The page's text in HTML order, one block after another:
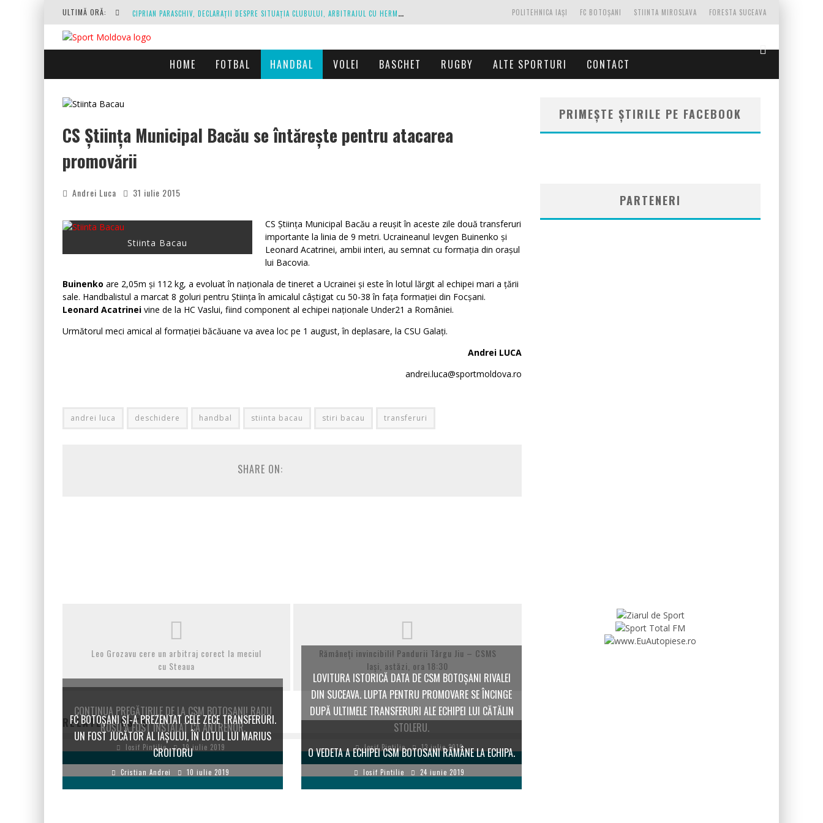
ULTIMĂ ORĂ: C
IPRIAN PARASCHIV, DECLARAȚII DESPRE SITUAȚIA CLUBULUI, ARBITRAJUL CU HERMANNSTADT ȘI RELAȚIA CU PRIMĂRIA IAȘI
P
OLITEHNICA IAȘI, SCRISOARE DESCHISĂ CĂTRE CONDUCĂTORII FOTBALULUI ROMÂNESC, EUROPEAN ȘI MONDIAL
FORESTA SUCEAVA
STIINTA MIROSLAVA
FC BOTOȘANI
POLITEHNICA IAȘI
HOME FOTBAL HANDBAL VOLEI BASCHET RUGBY ALTE SPORTURI CONTACT
CS Știința Municipal Bacău se întărește pentru atacarea
promovării
Andrei Luca 31 iulie 2015
Stiinta Bacau
CS Știința Municipal Bacău a reușit în aceste zile două transferuri
importante la linia de 9 metri. Ucraineanul Ievgen Buinenko și
Leonard Acatrinei, ambii interi, au semnat cu formația din orașul
lui Bacovia.
Buinenko are 2,05m și 112 kg, a evoluat în naționala de tineret a Ucrainei și este în lotul lărgit al echipei mari a țării
sale. Handbalistul a marcat 8 goluri pentru Știința în amicalul câștigat cu 50-38 în fața formației din Focșani.
Leonard Acatrinei vine de la HC Vaslui, fiind component al echipei naționale Under21 a României.
Următorul meci amical al formației băcăuane va avea loc pe 1 august, în deplasare, la CSU Galați.
Andrei LUCA
andrei.luca@sportmoldova.ro
andrei luca deschidere handbal stiinta bacau stiri bacau transferuri
SHARE ON:
Leo Grozavu cere un arbitraj corect la meciul
cu Steaua
Rămâneți invincibili! Pandurii Târgu Jiu – CSMS
Iași, astăzi, ora 18:30
RELATED POSTS
CONTINUA PREGĂTIRILE DE LA CSM BOTOȘANI! RADU
ROȘU A FOST INSTALAT CA ANTRENOR.
Iosif Pintilie 19 iulie 2019
LOVITURA ISTORICĂ DATA DE CSM BOTOȘANI RIVALEI
DIN SUCEAVA. LUPTA PENTRU PROMOVARE SE ÎNCINGE
DUPĂ ULTIMELE TRANSFERURI ALE ECHIPEI LUI CĂTĂLIN
STOLERU.
Iosif Pintilie 13 iulie 2019
FC BOTOŞANI ŞI-A PREZENTAT CELE ZECE TRANSFERURI.
UN FOST JUCĂTOR AL IAŞULUI, ÎN LOTUL LUI MARIUS
CROITORU
Cristian Andrei 10 iulie 2019
O VEDETA A ECHIPEI CSM BOTOSANI RĂMÂNE LA ECHIPA.
Iosif Pintilie 24 iunie 2019
PRIMEȘTE ȘTIRILE PE FACEBOOK
PARTENERI